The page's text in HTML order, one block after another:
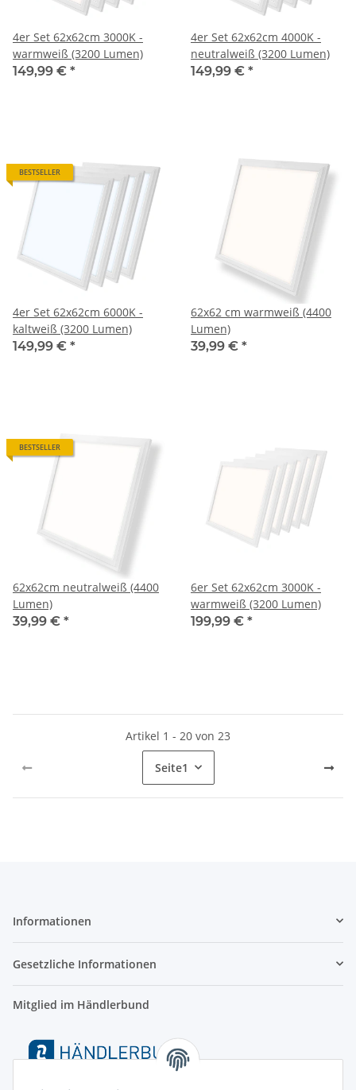
4er Set 62x62cm 3000K -
warmweiß (3200 Lumen)
149,99 € *
4er Set 62x62cm 4000K -
neutralweiß (3200 Lumen)
149,99 € *
BESTSELLER
4er Set 62x62cm 6000K -
kaltweiß (3200 Lumen)
149,99 € *
62x62 cm warmweiß (4400
Lumen)
39,99 € *
BESTSELLER
62x62cm neutralweiß (4400
Lumen)
39,99 € *
6er Set 62x62cm 3000K -
warmweiß (3200 Lumen)
199,99 € *
Artikel 1 - 20 von 23
Seite1
Informationen
Gesetzliche Informationen
Mitglied im Händlerbund